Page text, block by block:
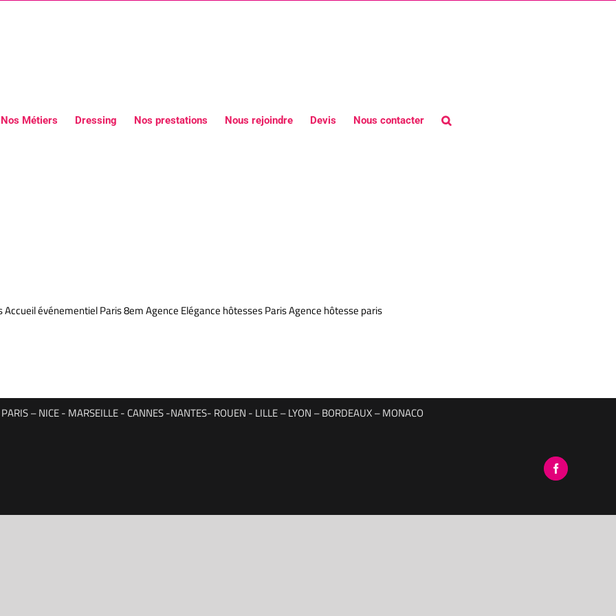
Nos Métiers Dressing Nos prestations Nous rejoindre Devis Nous contacter
événementiel Paris 8em Agence Elégance hôtesses Paris Agence hôtesse paris
– NICE - MARSEILLE - CANNES -NANTES- ROUEN - LILLE – LYON – BORDEAUX – MONACO
Facebook